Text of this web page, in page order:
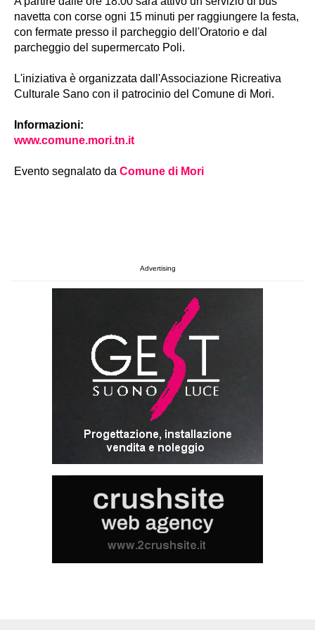
navetta con corse ogni 15 minuti per raggiungere la festa,
con fermate presso il parcheggio dell'Oratorio e dal
parcheggio del supermercato Poli.
L'iniziativa è organizzata dall'Associazione Ricreativa
Culturale Sano con il patrocinio del Comune di Mori.
Informazioni:
www.comune.mori.tn.it
Evento segnalato da Comune di Mori
Advertising